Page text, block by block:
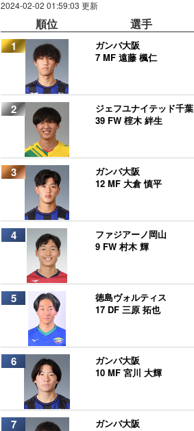
2024-02-02 01:59:03 更新
順位 選手
1
ガンバ大阪
7 MF 遠藤 楓仁
2
ジェフユナイテッド千葉
39 FW 榁木 絆生
3
ガンバ大阪
12 MF 大倉 慎平
4
ファジアーノ岡山
9 FW 村木 輝
5
徳島ヴォルティス
17 DF 三原 拓也
6
ガンバ大阪
10 MF 宮川 大輝
7
ガンバ大阪